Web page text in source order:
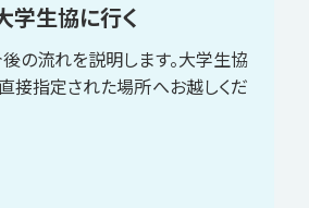
学生協に行く
の流れを説明します。大学生協
接指定された場所へお越しくだ